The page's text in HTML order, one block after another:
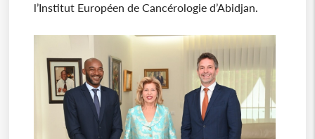
l’Institut Européen de Cancérologie d’Abidjan.